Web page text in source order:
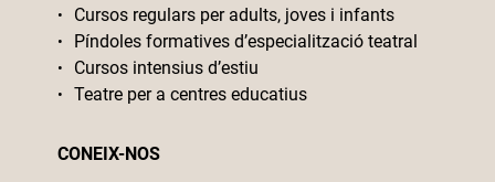
Cursos regulars per adults, joves i infants
Píndoles formatives d’especialització teatral
Cursos intensius d’estiu
Teatre per a centres educatius
CONEIX-NOS